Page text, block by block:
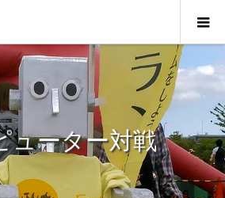
ューター対戦